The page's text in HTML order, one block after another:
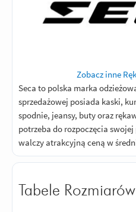
Zobacz inne
Seca to polska marka
sprzedażowej posiada kaski,
spodnie, jeansy, buty oraz
potrzeba do rozpoczęcia
walczy atrakcyjną ceną w
Tabele Rozmiarów